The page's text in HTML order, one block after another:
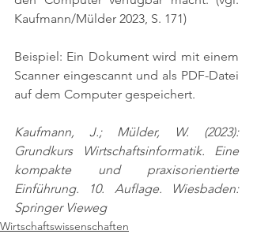
Kaufmann/Mülder 2023, S. 171)
Beispiel: Ein Dokument wird mit einem
Scanner eingescannt und als PDF-Datei
auf dem Computer gespeichert.
Kaufmann, J.; Mülder, W. (2023):
Grundkurs Wirtschaftsinformatik. Eine
kompakte und praxisorientierte
Einführung. 10. Auflage. Wiesbaden:
Springer Vieweg
Wirtschaftswissenschaften